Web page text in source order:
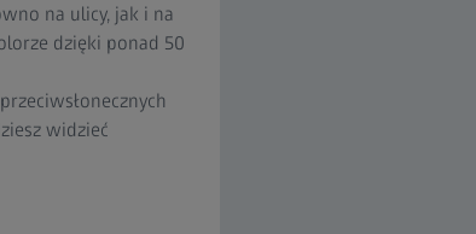
na ulicy, jak i na
dzięki ponad 50
widzieć